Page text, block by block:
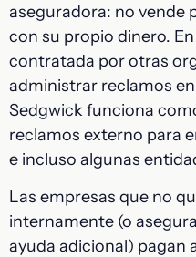
aseguradora: no vende
con su propio dinero.
contratada por otras
administrar reclamos
Sedgwick funciona
reclamos externo para
e incluso algunas
Las empresas que no
internamente (o
ayuda adicional) pagan